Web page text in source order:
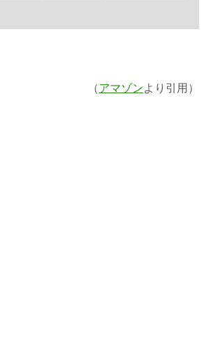
（アマゾンより引用）